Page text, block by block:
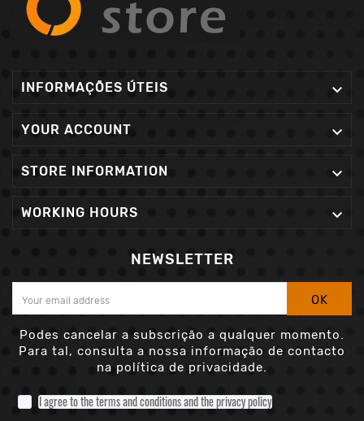
INFORMAÇÕES ÚTEIS 
YOUR ACCOUNT 
STORE INFORMATION 
WORKING HOURS 
NEWSLETTER
OK
Podes cancelar a subscrição a qualquer momento.
Para tal, consulta a nossa informação de contacto
na política de privacidade.
I agree to the terms and conditions and the privacy policy